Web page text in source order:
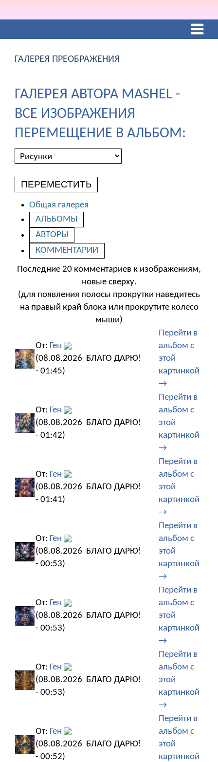
ГАЛЕРЕЯ ПРЕОБРАЖЕНИЯ
ГАЛЕРЕЯ АВТОРА MASHEL -
ВСЕ ИЗОБРАЖЕНИЯ
ПЕРЕМЕЩЕНИЕ В АЛЬБОМ:
ПЕРЕМЕСТИТЬ
Общая галерея
АЛЬБОМЫ
АВТОРЫ
КОММЕНТАРИИ
Последние 20 комментариев к изображениям,
новые сверху.
(для появления полосы прокрутки наведитесь
на правый край блока или прокрутите колесо
мыши)
От: Ген
(08.08.2026
- 01:45)
БЛАГО ДАРЮ!
Перейти в
альбом с
этой
картинкой
→
От: Ген
(08.08.2026
- 01:42)
БЛАГО ДАРЮ!
Перейти в
альбом с
этой
картинкой
→
От: Ген
(08.08.2026
- 01:41)
БЛАГО ДАРЮ!
Перейти в
альбом с
этой
картинкой
→
От: Ген
(08.08.2026
- 00:53)
БЛАГО ДАРЮ!
Перейти в
альбом с
этой
картинкой
→
От: Ген
(08.08.2026
- 00:53)
БЛАГО ДАРЮ!
Перейти в
альбом с
этой
картинкой
→
От: Ген
(08.08.2026
- 00:53)
БЛАГО ДАРЮ!
Перейти в
альбом с
этой
картинкой
→
От: Ген
(08.08.2026
- 00:52)
БЛАГО ДАРЮ!
Перейти в
альбом с
этой
картинкой